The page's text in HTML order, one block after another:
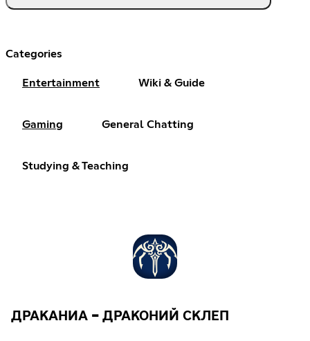
Categories
Entertainment Wiki & Guide
Gaming General Chatting
Studying & Teaching
ДРАКАНИА - ДРАКОНИЙ СКЛЕП